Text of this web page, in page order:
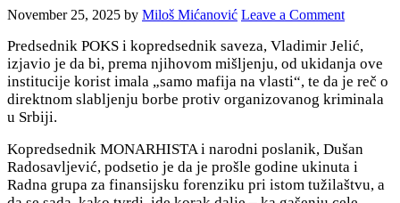
November 25, 2025 by Miloš Mićanović Leave a Comment
Predsednik POKS i kopredsednik saveza, Vladimir Jelić,
izjavio je da bi, prema njihovom mišljenju, od ukidanja ove
institucije korist imala „samo mafija na vlasti“, te da je reč o
direktnom slabljenju borbe protiv organizovanog kriminala
u Srbiji.
Kopredsednik MONARHISTA i narodni poslanik, Dušan
Radosavljević, podsetio je da je prošle godine ukinuta i
Radna grupa za finansijsku forenziku pri istom tužilaštvu, a